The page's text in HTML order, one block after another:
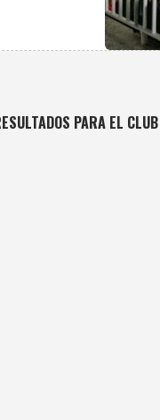
PARA EL